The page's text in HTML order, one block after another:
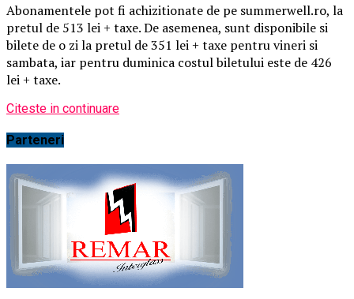
Abonamentele pot fi achizitionate de pe summerwell.ro, la
pretul de 513 lei + taxe. De asemenea, sunt disponibile si
bilete de o zi la pretul de 351 lei + taxe pentru vineri si
sambata, iar pentru duminica costul biletului este de 426
lei + taxe.
Citeste in continuare
Parteneri